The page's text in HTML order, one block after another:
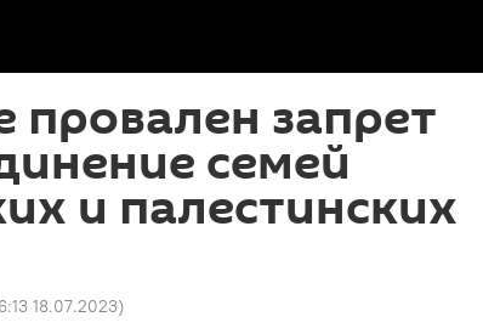
провален запрет
семей
и палестинских
18.07.2023)